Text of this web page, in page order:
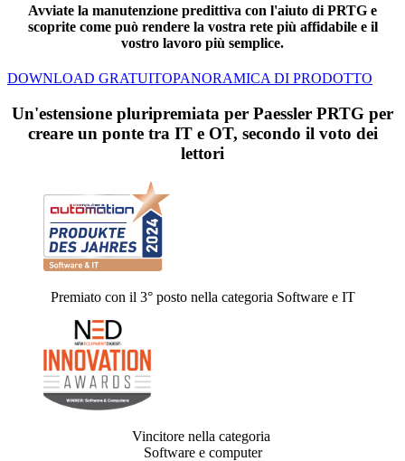
Avviate la manutenzione predittiva con l'aiuto di PRTG e
scoprite come può rendere la vostra rete più affidabile e il
vostro lavoro più semplice.
DOWNLOAD GRATUITOPANORAMICA DI PRODOTTO
Un'estensione pluripremiata per Paessler PRTG per
creare un ponte tra IT e OT, secondo il voto dei
lettori
Premiato con il 3° posto nella categoria Software e IT
Vincitore nella categoria
Software e computer